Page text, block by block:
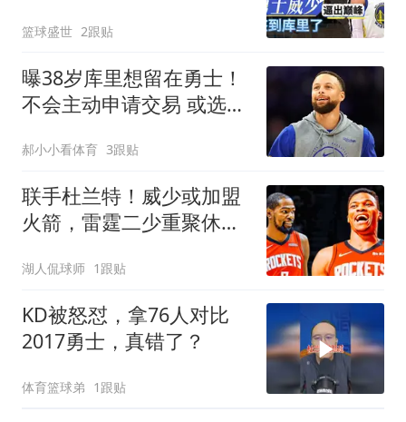
篮球盛世 2跟贴
曝38岁库里想留在勇士！
不会主动申请交易 或选择
郝小小看体育 3跟贴
联手杜兰特！威少或加盟
火箭，雷霆二少重聚休斯
湖人侃球师 1跟贴
KD被怒怼，拿76人对比
2017勇士，真错了？
体育篮球弟 1跟贴